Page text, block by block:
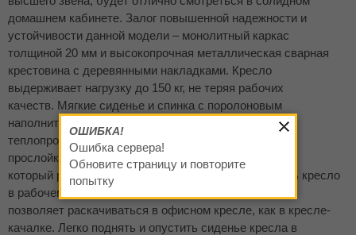
домашнем кабинете. Залог повышенной надежности и
устойчивости данной модели – монолитный каркас
толщиной 20 мм и высокопрочная металлическая сварная
крестовина с деревянными накладками. Кресло
выдерживает нагрузку до 150 кг, не теряя рабочих
качеств. Мягкие сиденье и спинка с поролоновым
наполнителем для большей воздухо- и
теплопроницаемости защищены синтепоновой
прослойкой. Кресло оснащено механизмом Top-Gun,
который регулирует жесткость и может фиксировать кресло
в рабочем положении. Мощная стальная пружина
позволяет раскачиваться в офисном кресле, как в кресле-
качалке. Легко поднять и опустить сиденье кресла в
ОШИБКА!
Ошибка сервера!
Обновите страницу и повторите
попытку